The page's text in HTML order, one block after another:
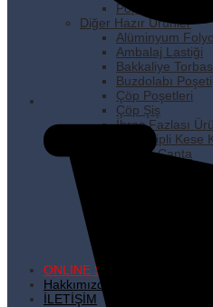
Popcorn Kese
Diğer Hazır Ürünler
Alüminyum Folyo
Ambalaj Lastiği
Bakkaliye
Buzdolabı Poşeti
Çöp Poşetleri
Çöp Şiş
İhraç Fazlası
Kare Dipli Kese
Karton Çanta
ONLINE SATIŞ
Hakkımızda
İLETİŞİM